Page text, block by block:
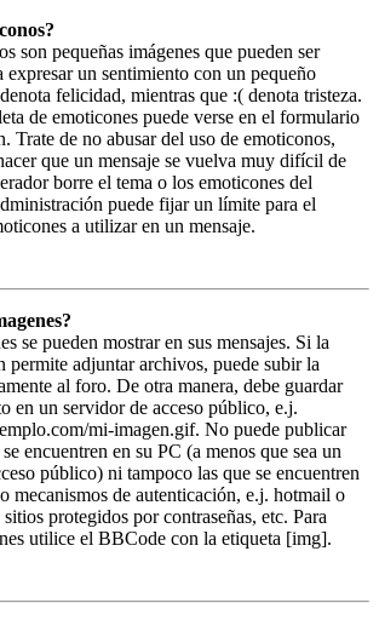
son pequeñas imágenes que pueden ser
expresar un sentimiento con un pequeño
felicidad, mientras que :( denota tristeza.
de emoticones puede verse en el formulario
Trate de no abusar del uso de emoticonos,
que un mensaje se vuelva muy difícil de
borre el tema o los emoticones del
puede fijar un límite para el
a utilizar en un mensaje.
se pueden mostrar en sus mensajes. Si la
permite adjuntar archivos, puede subir la
al foro. De otra manera, debe guardar
en un servidor de acceso público, e.j.
mi-imagen.gif. No puede publicar
encuentren en su PC (a menos que sea un
público) ni tampoco las que se encuentren
mecanismos de autenticación, e.j. hotmail o
protegidos por contraseñas, etc. Para
utilice el BBCode con la etiqueta [img].